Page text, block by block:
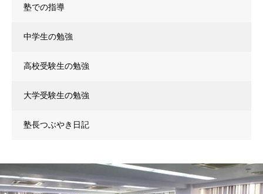
塾での指導
中学生の勉強
高校受験生の勉強
大学受験生の勉強
塾長つぶやき日記